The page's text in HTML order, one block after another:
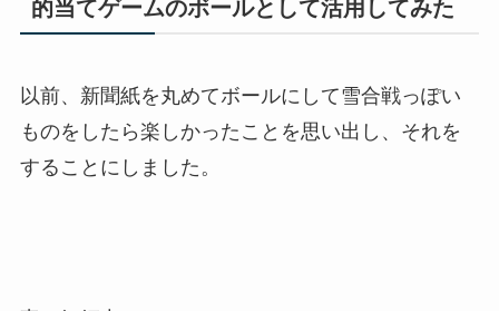
的当てゲームのボールとして活用してみた
以前、新聞紙を丸めてボールにして雪合戦っぽい
ものをしたら楽しかったことを思い出し、それを
することにしました。